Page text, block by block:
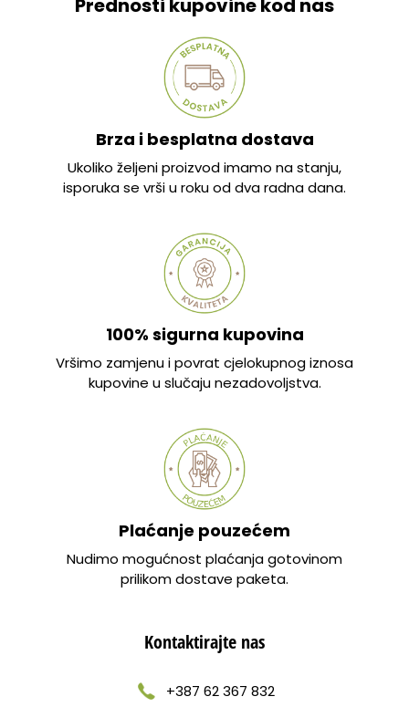
Prednosti kupovine kod nas
Brza i besplatna dostava
Ukoliko željeni proizvod imamo na stanju,
isporuka se vrši u roku od dva radna dana.
100% sigurna kupovina
Vršimo zamjenu i povrat cjelokupnog iznosa
kupovine u slučaju nezadovoljstva.
Plaćanje pouzećem
Nudimo mogućnost plaćanja gotovinom
prilikom dostave paketa.
Kontaktirajte nas
+387 62 367 832